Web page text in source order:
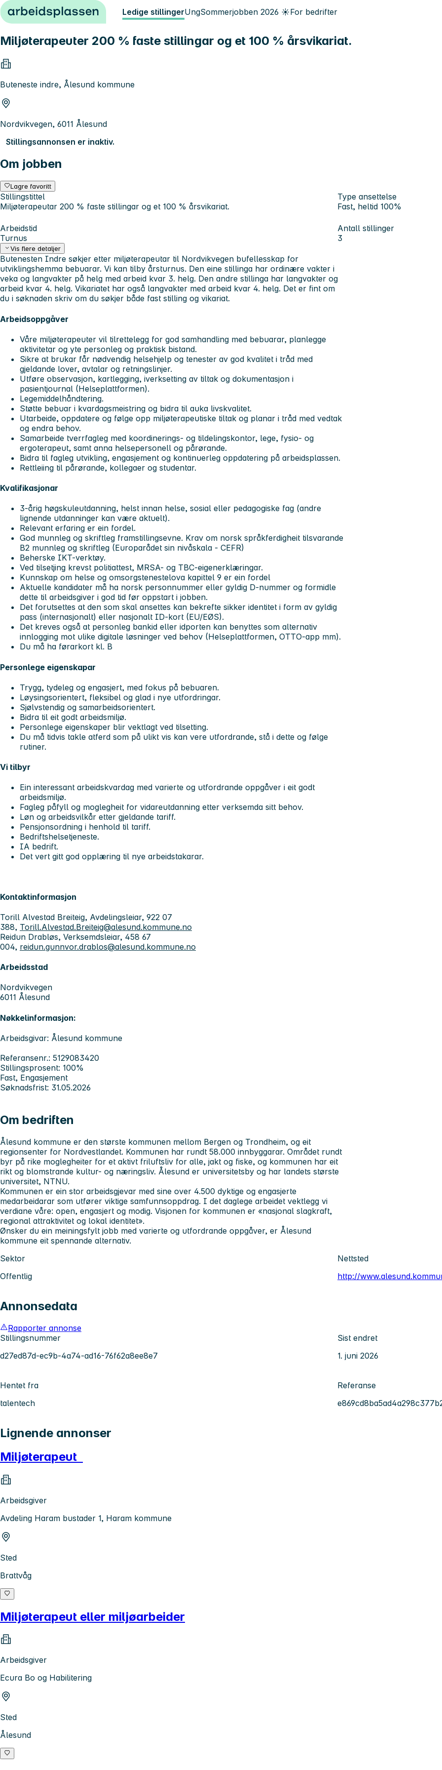
Hopp til innhold Ledige stillingerUngSommerjobben 2026 ☀️For bedrifter
Miljøterapeuter 200 % faste stillingar og et 100 % årsvikariat.
Buteneste indre, Ålesund kommune
Nordvikvegen, 6011 Ålesund
Stillingsannonsen er inaktiv.
Om jobben
Lagre favoritt
Stillingstittel
Miljøterapeutar 200 % faste stillingar og et 100 % årsvikariat.
Type ansettelse
Fast, heltid 100%
Arbeidstid
Turnus
Antall stillinger
3
Vis flere detaljer
Butenesten Indre søkjer etter miljøterapeutar til Nordvikvegen bufellesskap for
utviklingshemma bebuarar. Vi kan tilby årsturnus. Den eine stillinga har ordinære vakter i
veka og langvakter på helg med arbeid kvar 3. helg. Den andre stillinga har langvakter og
arbeid kvar 4. helg. Vikariatet har også langvakter med arbeid kvar 4. helg. Det er fint om
du i søknaden skriv om du søkjer både fast stilling og vikariat.
Arbeidsoppgåver
Våre miljøterapeuter vil tilrettelegg for god samhandling med bebuarar, planlegge
aktivitetar og yte personleg og praktisk bistand.
Sikre at brukar får nødvendig helsehjelp og tenester av god kvalitet i tråd med
gjeldande lover, avtalar og retningslinjer.
Utføre observasjon, kartlegging, iverksetting av tiltak og dokumentasjon i
pasientjournal (Helseplattformen).
Legemiddelhåndtering.
Støtte bebuar i kvardagsmeistring og bidra til auka livskvalitet.
Utarbeide, oppdatere og følge opp miljøterapeutiske tiltak og planar i tråd med vedtak
og endra behov.
Samarbeide tverrfagleg med koordinerings- og tildelingskontor, lege, fysio- og
ergoterapeut, samt anna helsepersonell og pårørande.
Bidra til fagleg utvikling, engasjement og kontinuerleg oppdatering på arbeidsplassen.
Rettleiing til pårørande, kollegaer og studentar.
Kvalifikasjonar
3-årig høgskuleutdanning, helst innan helse, sosial eller pedagogiske fag (andre
lignende utdanninger kan være aktuelt).
Relevant erfaring er ein fordel.
God munnleg og skriftleg framstillingsevne. Krav om norsk språkferdigheit tilsvarande
B2 munnleg og skriftleg (Europarådet sin nivåskala - CEFR)
Beherske IKT-verktøy.
Ved tilsetjing krevst politiattest, MRSA- og TBC-eigenerklæringar.
Kunnskap om helse og omsorgstenestelova kapittel 9 er ein fordel
Aktuelle kandidater må ha norsk personnummer eller gyldig D-nummer og formidle
dette til arbeidsgiver i god tid før oppstart i jobben.
Det forutsettes at den som skal ansettes kan bekrefte sikker identitet i form av gyldig
pass (internasjonalt) eller nasjonalt ID-kort (EU/EØS).
Det kreves også at personleg bankid eller idporten kan benyttes som alternativ
innlogging mot ulike digitale løsninger ved behov (Helseplattformen, OTTO-app mm).
Du må ha førarkort kl. B
Personlege eigenskapar
Trygg, tydeleg og engasjert, med fokus på bebuaren.
Løysingsorientert, fleksibel og glad i nye utfordringar.
Sjølvstendig og samarbeidsorientert.
Bidra til eit godt arbeidsmiljø.
Personlege eigenskaper blir vektlagt ved tilsetting.
Du må tidvis takle atferd som på ulikt vis kan vere utfordrande, stå i dette og følge
rutiner.
Vi tilbyr
Ein interessant arbeidskvardag med varierte og utfordrande oppgåver i eit godt
arbeidsmiljø.
Fagleg påfyll og moglegheit for vidareutdanning etter verksemda sitt behov.
Løn og arbeidsvilkår etter gjeldande tariff.
Pensjonsordning i henhold til tariff.
Bedriftshelsetjeneste.
IA bedrift.
Det vert gitt god opplæring til nye arbeidstakarar.
Kontaktinformasjon
Torill Alvestad Breiteig, Avdelingsleiar, 922 07
388, Torill.Alvestad.Breiteig@alesund.kommune.no
Reidun Drabløs, Verksemdsleiar, 458 67
004, reidun.gunnvor.drablos@alesund.kommune.no
Arbeidsstad
Nordvikvegen
6011 Ålesund
Nøkkelinformasjon:
Arbeidsgivar: Ålesund kommune
Referansenr.: 5129083420
Stillingsprosent: 100%
Fast, Engasjement
Søknadsfrist: 31.05.2026
Om bedriften
Ålesund kommune er den største kommunen mellom Bergen og Trondheim, og eit
regionsenter for Nordvestlandet. Kommunen har rundt 58.000 innbyggarar. Området rundt
byr på rike moglegheiter for et aktivt friluftsliv for alle, jakt og fiske, og kommunen har eit
rikt og blomstrande kultur- og næringsliv. Ålesund er universitetsby og har landets største
universitet, NTNU.
Kommunen er ein stor arbeidsgjevar med sine over 4.500 dyktige og engasjerte
medarbeidarar som utfører viktige samfunnsoppdrag. I det daglege arbeidet vektlegg vi
verdiane våre: open, engasjert og modig. Visjonen for kommunen er «nasjonal slagkraft,
regional attraktivitet og lokal identitet».
Ønsker du ein meiningsfylt jobb med varierte og utfordrande oppgåver, er Ålesund
kommune eit spennande alternativ.
Sektor
Offentlig
Nettsted
http://
Annonsedata
Rapporter annonse
Stillingsnummer
d27ed87d-ec9b-4a74-ad16-76f62a8ee8e7
Sist endret
1. juni 2026
Hentet fra
talentech
Referanse
Lignende annonser
Miljøterapeut
Arbeidsgiver
Avdeling Haram bustader 1, Haram kommune
Sted
Brattvåg
Miljøterapeut eller miljøarbeider
Arbeidsgiver
Ecura Bo og Habilitering
Sted
Ålesund